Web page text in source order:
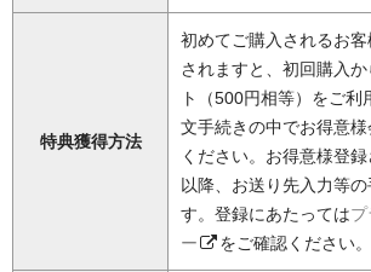
特典獲得方法
初めてご購入されるお
されますと、初回購入
ト（500円相等）をご利
文手続きの中でお得意
ください。お得意様登
以降、お送り先入力等
す。登録にあたっては
ー
をご確認ください。